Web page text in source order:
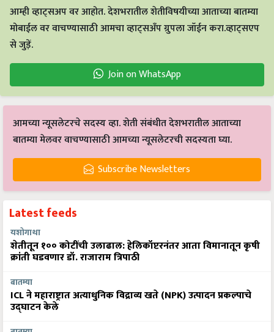
आम्ही व्हाट्सअप वर आहोत. देशभरातील शेतीविषयीच्या आताच्या बातम्या
मोबाईल वर वाचण्यासाठी आमचा व्हाट्सअँप ग्रुपला जॉईन करा.व्हाट्सएप
से जुड़ें.
Join on WhatsApp
आमच्या न्यूसलेटरचे सदस्य व्हा. शेती संबंधीत देशभरातील आताच्या
बातम्या मेलवर वाचण्यासाठी आमच्या न्यूसलेटरची सदस्यता घ्या.
Subscribe Newsletters
Latest feeds
यशोगाथा
शेतीतून १०० कोटींची उलाढाल: हेलिकॉप्टरनंतर आता विमानातून कृषी
क्रांती घडवणार डॉ. राजाराम त्रिपाठी
बातम्या
ICL ने महाराष्ट्रात अत्याधुनिक विद्राव्य खते (NPK) उत्पादन प्रकल्पाचे
उद्घाटन केले